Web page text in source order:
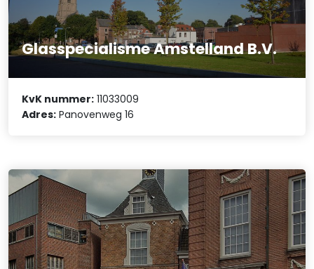
Glasspecialisme Amstelland B.V.
KvK nummer: 11033009
Adres: Panovenweg 16